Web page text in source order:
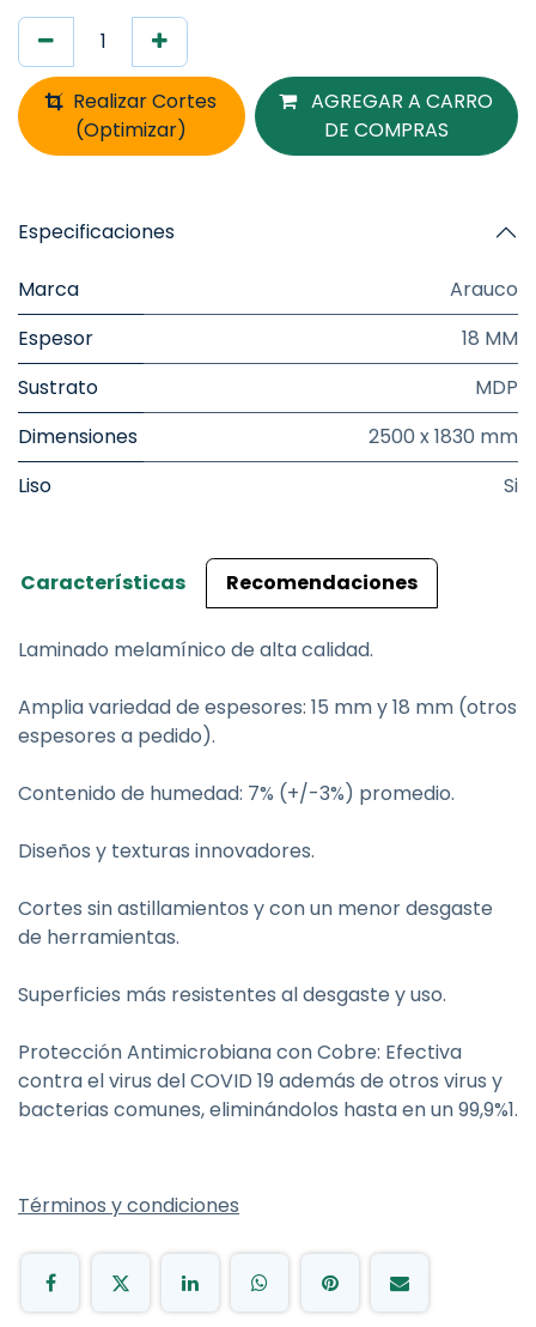
Realizar Cortes
(Optimizar)
AGREGAR A CARRO
DE COMPRAS
Especificaciones
Marca
Arauco
Espesor
18 MM
Sustrato
MDP
Dimensiones
2500 x 1830 mm
Liso
Si
Características Recomendaciones
Laminado melamínico de alta calidad.
Amplia variedad de espesores: 15 mm y 18 mm (otros
espesores a pedido).
Contenido de humedad: 7% (+/-3%) promedio.
Diseños y texturas innovadores.
Cortes sin astillamientos y con un menor desgaste
de herramientas.
Superficies más resistentes al desgaste y uso.
Protección Antimicrobiana con Cobre: Efectiva
contra el virus del COVID 19 además de otros virus y
bacterias comunes, eliminándolos hasta en un 99,9%1.
Términos y condiciones